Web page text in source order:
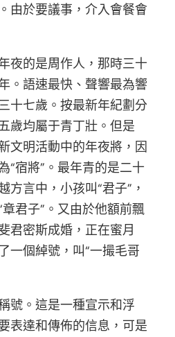
由於要議事，介入會餐會
夜的是周作人，那時三十
。語速最快、聲響最為響
十七歲。按最新年紀劃分
歲均屬于青丁壯。但是
文明活動中的年夜將，因
“宿將”。最年青的是二十
方言中，小孩叫“君子”，
君子”。又由於他額前飄
君密斯成婚，正在蜜月
一個綽號，叫“一撮毛哥
號。這是一種宣示和浮
表達和傳佈的信息，可是